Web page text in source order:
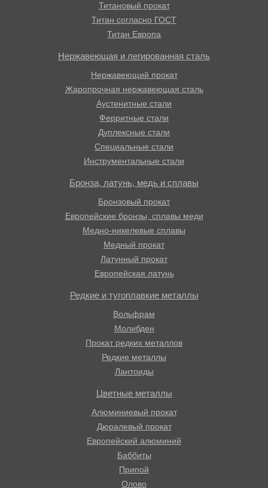
Титановый прокат
Титан согласно ГОСТ
Титан Европа
Нержавеющая и легированная сталь
Нержавеющий прокат
Жаропрочная нержавеющая сталь
Аустенитные стали
Ферритные стали
Дуплексные стали
Специальные стали
Инструментальные стали
Бронза, латунь, медь и сплавы
Бронзовый прокат
Европейские бронзы, сплавы меди
Медно-никелевые сплавы
Медный прокат
Латунный прокат
Европейская латунь
Редкие и тугоплавкие металлы
Вольфрам
Молибден
Прокат редких металлов
Редкие металлы
Лантоиды
Цветные металлы
Алюминиевый прокат
Дюралевый прокат
Европейский алюминий
Баббиты
Припой
Олово